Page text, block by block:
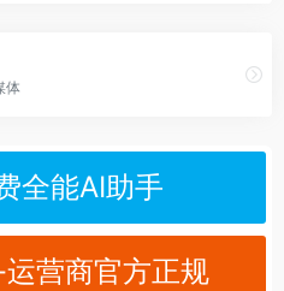
体
全能AI助手
营商官方正规